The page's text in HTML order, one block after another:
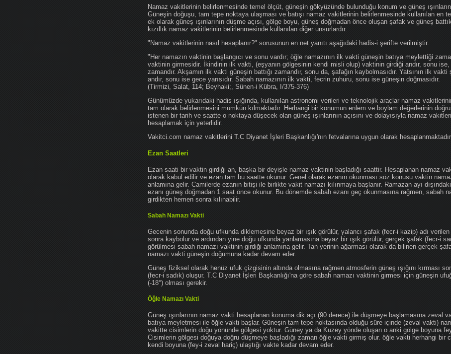
Namaz vakitlerinin belirlenmesinde temel ölçüt, güneşin gökyüzünde bulunduğu konum ve güneş
Güneşin doğuşu, tam tepe noktaya ulaşması ve batışı namaz vakitlerinin belirlenmesinde kullanılan en
ek olarak güneş ışınlarının düşme açısı, gölge boyu, güneş doğmadan önce oluşan şafak ve güneş
kızıllık namaz vakitlerinin belirlenmesinde kullanılan diğer unsurlardır.
"Namaz vakitlerinin nasıl hesaplanır?" sorusunun en net yanıtı aşağıdaki hadis-i şerifte verilmiştir.
"Her namazın vaktinin başlangıcı ve sonu vardır; öğle namazının ilk vakti güneşin batıya meylettiği
vaktinin girmesidir. İkindinin ilk vakti, (eşyanın gölgesinin kendi misli olup) vaktinin girdiği andır, sonu ise,
zamandır. Akşamın ilk vakti güneşin battığı zamandır, sonu da, şafağın kaybolmasıdır. Yatsının ilk vakti
andır, sonu ise gece yarısıdır. Sabah namazının ilk vakti, fecrin zuhuru, sonu ise güneşin doğmasıdır.
(Tirmizi, Salat, 114; Beyhaki;, Sünen-i Kübra, I/375-376)
Günümüzde yukarıdaki hadis ışığında, kullanılan astronomi verileri ve teknolojik araçlar namaz
tam olarak belirlenmesini mümkün kılmaktadır. Herhangi bir konumun enlem ve boylam değerlerinin
istenen bir tarih ve saatte o noktaya düşecek olan güneş ışınlarının açısını ve dolayısıyla namaz
hesaplamak için yeterlidir.
Vakitci.com namaz vakitlerini T.C Diyanet İşleri Başkanlığı'nın fetvalarına uygun olarak
Ezan Saatleri
Ezan saati bir vaktin girdiği an, başka bir deyişle namaz vaktinin başladığı saattir. Hesaplanan namaz
olarak kabul edilir ve ezan tam bu saatte okunur. Genel olarak ezanın okunması söz konusu vaktin
anlamına gelir. Camilerde ezanın bitişi ile birlikte vakit namazı kılınmaya başlanır. Ramazan ayı
ezanı güneş doğmadan 1 saat önce okunur. Bu dönemde sabah ezanı geç okunmasına rağmen, sabah
girdikten hemen sonra kılınabilir.
Sabah Namazı Vakti
Gecenin sonunda doğu ufkunda diklemesine beyaz bir ışık görülür, yalancı şafak (fecr-i kazip) adı verilen
sonra kaybolur ve ardından yine doğu ufkunda yanlamasına beyaz bir ışık görülür, gerçek şafak (fecr-i
görülmesi sabah namazı vaktinin girdiği anlamına gelir. Tan yerinin ağarması olarak da bilinen gerçek
namazı vakti güneşin doğumuna kadar devam eder.
Güneş fiziksel olarak henüz ufuk çizgisinin altında olmasına rağmen atmosferin güneş ışığını kırması
(fecr-i sadık) oluşur. T.C Diyanet İşleri Başkanlığı'na göre sabah namazı vaktinin girmesi için güneşin
(-18°) olması gerekir.
Öğle Namazı Vakti
Güneş ışınlarının namaz vakti hesaplanan konuma dik açı (90 derece) ile düşmeye başlamasına zeval
batıya meyletmesi ile öğle vakti başlar. Güneşin tam tepe noktasında olduğu süre içinde (zeval vakti)
vakitte cisimlerin doğu yönünde gölgesi yoktur. Güney ya da Kuzey yönde oluşan o anki gölge boyuna
Cisimlerin gölgesi doğuya doğru düşmeye başladığı zaman öğle vakti girmiş olur. öğle vakti herhangi bir
kendi boyuna (fey-i zeval hariç) ulaştığı vakte kadar devam eder.